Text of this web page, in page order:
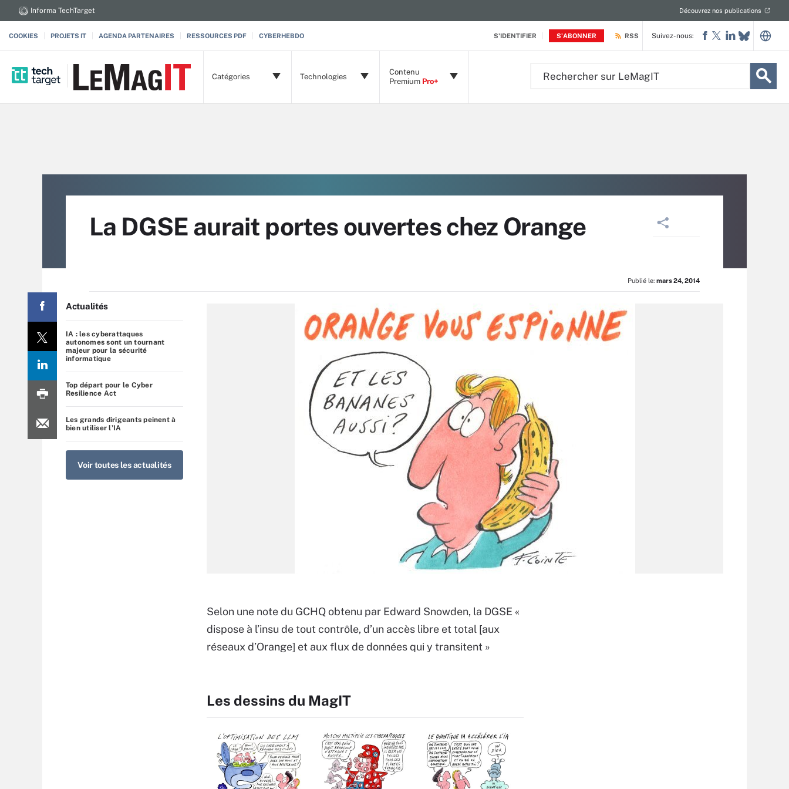
S'IDENTIFIER S'ABONNER
Informa TechTarget Découvrez nos publications
COOKIES PROJETS IT AGENDA PARTENAIRES RESSOURCES PDF CYBERHEBDO RSS
Catégories Technologies
Contenu
Premium Pro+
Suivez-nous:
La DGSE aurait portes ouvertes chez Orange
Publié le: mars 24, 2014
Actualités
IA : les cyberattaques
autonomes sont un tournant
majeur pour la sécurité
informatique
Top départ pour le Cyber
Resilience Act
Les grands dirigeants peinent à
bien utiliser l’IA
Voir toutes les actualités
Selon une note du GCHQ obtenu par Edward Snowden, la DGSE «
dispose à l’insu de tout contrôle, d’un accès libre et total [aux
réseaux d’Orange] et aux flux de données qui y transitent »
Les dessins du MagIT